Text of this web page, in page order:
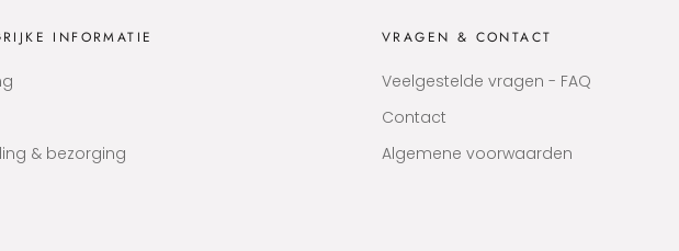
INFORMATIE
& bezorging
VRAGEN & CONTACT
Veelgestelde vragen - FAQ
Contact
Algemene voorwaarden